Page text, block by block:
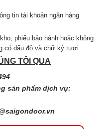
tin tài khoản ngân hàng
phiếu bảo hành hoặc không
có dấu đỏ và chữ kỷ tươi
TÔI QUA
sản phẩm dịch vụ: